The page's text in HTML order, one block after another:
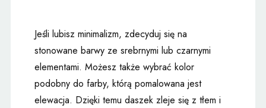
Jeśli lubisz minimalizm, zdecyduj się na
stonowane barwy ze srebrnymi lub czarnymi
elementami. Możesz także wybrać kolor
podobny do farby, którą pomalowana jest
elewacja. Dzięki temu daszek zleje się z tłem i